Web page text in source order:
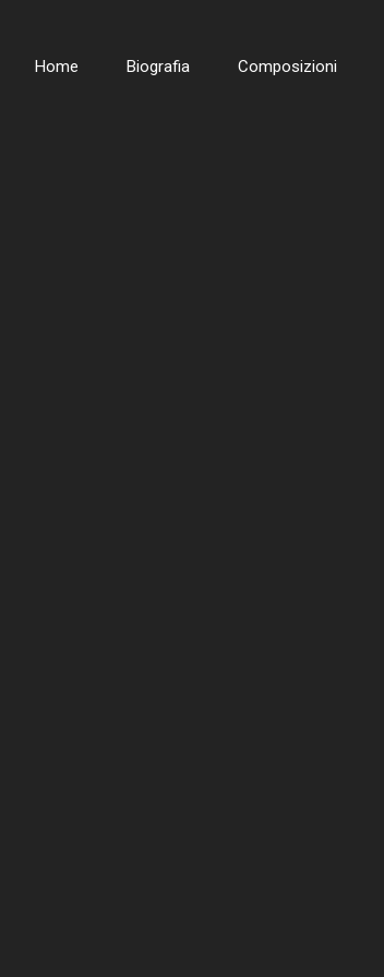
Home Biografia Composizioni